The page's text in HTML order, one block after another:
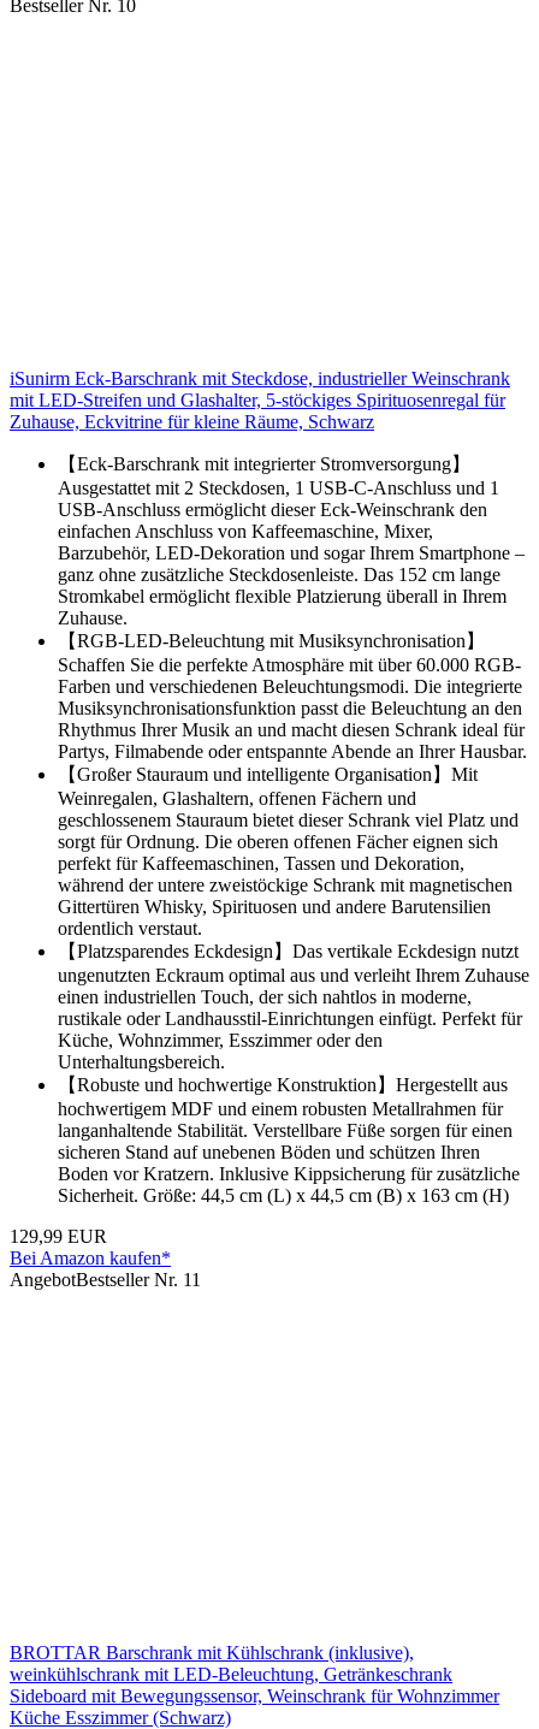
Bestseller Nr. 10
iSunirm Eck-Barschrank mit Steckdose, industrieller Weinschrank
mit LED-Streifen und Glashalter, 5-stöckiges Spirituosenregal für
Zuhause, Eckvitrine für kleine Räume, Schwarz
【Eck-Barschrank mit integrierter Stromversorgung】
Ausgestattet mit 2 Steckdosen, 1 USB-C-Anschluss und 1
USB-Anschluss ermöglicht dieser Eck-Weinschrank den
einfachen Anschluss von Kaffeemaschine, Mixer,
Barzubehör, LED-Dekoration und sogar Ihrem Smartphone –
ganz ohne zusätzliche Steckdosenleiste. Das 152 cm lange
Stromkabel ermöglicht flexible Platzierung überall in Ihrem
Zuhause.
【RGB-LED-Beleuchtung mit Musiksynchronisation】
Schaffen Sie die perfekte Atmosphäre mit über 60.000 RGB-
Farben und verschiedenen Beleuchtungsmodi. Die integrierte
Musiksynchronisationsfunktion passt die Beleuchtung an den
Rhythmus Ihrer Musik an und macht diesen Schrank ideal für
Partys, Filmabende oder entspannte Abende an Ihrer Hausbar.
【Großer Stauraum und intelligente Organisation】Mit
Weinregalen, Glashaltern, offenen Fächern und
geschlossenem Stauraum bietet dieser Schrank viel Platz und
sorgt für Ordnung. Die oberen offenen Fächer eignen sich
perfekt für Kaffeemaschinen, Tassen und Dekoration,
während der untere zweistöckige Schrank mit magnetischen
Gittertüren Whisky, Spirituosen und andere Barutensilien
ordentlich verstaut.
【Platzsparendes Eckdesign】Das vertikale Eckdesign nutzt
ungenutzten Eckraum optimal aus und verleiht Ihrem Zuhause
einen industriellen Touch, der sich nahtlos in moderne,
rustikale oder Landhausstil-Einrichtungen einfügt. Perfekt für
Küche, Wohnzimmer, Esszimmer oder den
Unterhaltungsbereich.
【Robuste und hochwertige Konstruktion】Hergestellt aus
hochwertigem MDF und einem robusten Metallrahmen für
langanhaltende Stabilität. Verstellbare Füße sorgen für einen
sicheren Stand auf unebenen Böden und schützen Ihren
Boden vor Kratzern. Inklusive Kippsicherung für zusätzliche
Sicherheit. Größe: 44,5 cm (L) x 44,5 cm (B) x 163 cm (H)
129,99 EUR
Bei Amazon kaufen*
AngebotBestseller Nr. 11
BROTTAR Barschrank mit Kühlschrank (inklusive),
weinkühlschrank mit LED-Beleuchtung, Getränkeschrank
Sideboard mit Bewegungssensor, Weinschrank für Wohnzimmer
Küche Esszimmer (Schwarz)